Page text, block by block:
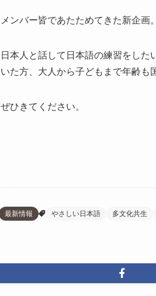
メンバー皆であたためてきた新企画
日本人と話して日本語の練習をした
いた方、大人から子どもまで年齢も
ぜひきてください。
最新情報 やさしい日本語 多文化共生